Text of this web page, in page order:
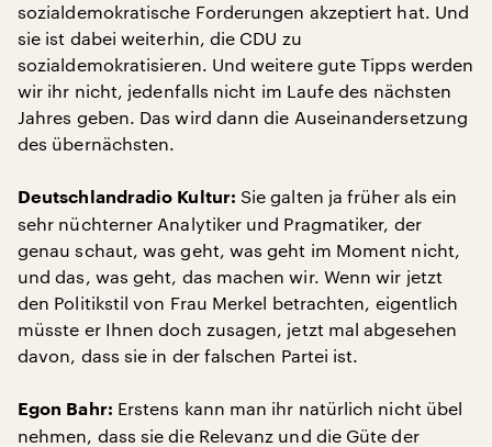
sozialdemokratische Forderungen akzeptiert hat. Und
sie ist dabei weiterhin, die CDU zu
sozialdemokratisieren. Und weitere gute Tipps werden
wir ihr nicht, jedenfalls nicht im Laufe des nächsten
Jahres geben. Das wird dann die Auseinandersetzung
des übernächsten.
Deutschlandradio Kultur: Sie galten ja früher als ein
sehr nüchterner Analytiker und Pragmatiker, der
genau schaut, was geht, was geht im Moment nicht,
und das, was geht, das machen wir. Wenn wir jetzt
den Politikstil von Frau Merkel betrachten, eigentlich
müsste er Ihnen doch zusagen, jetzt mal abgesehen
davon, dass sie in der falschen Partei ist.
Egon Bahr: Erstens kann man ihr natürlich nicht übel
nehmen, dass sie die Relevanz und die Güte der